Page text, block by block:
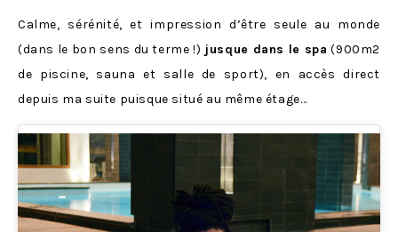
Calme, sérénité, et impression d’être seule au monde
(dans le bon sens du terme !) jusque dans le spa (900m2
de piscine, sauna et salle de sport), en accès direct
depuis ma suite puisque situé au même étage…